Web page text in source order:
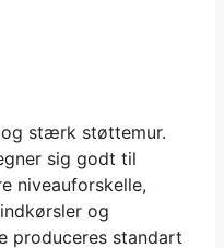
og stærk støttemur.
sig godt til
niveauforskelle,
og
produceres standart